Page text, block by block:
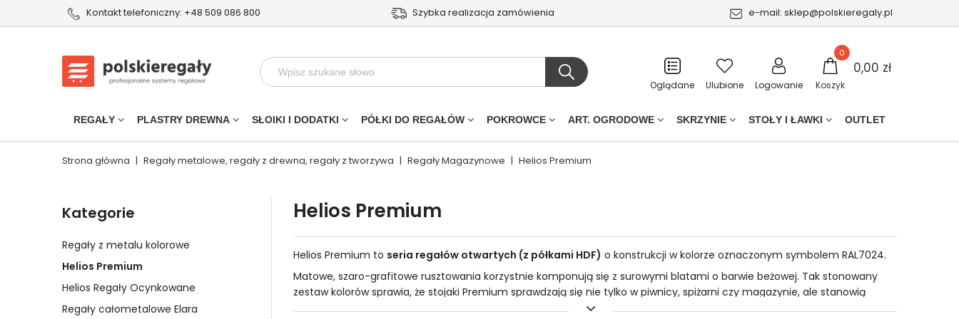
Kontakt telefoniczny: +48 509 086 800 Szybka realizacja zamówienia e-mail: sklep@polskieregaly.pl
Oglądane Ulubione Logowanie Koszyk
0
0,00 zł
REGAŁY PLASTRY DREWNA SŁOIKI I DODATKI PÓŁKI DO REGAŁÓW POKROWCE ART. OGRODOWE SKRZYNIE STOŁY I ŁAWKI OUTLET
Strona główna | Regały metalowe, regały z drewna, regały z tworzywa | Regały Magazynowe | Helios Premium
Kategorie
Regały z metalu kolorowe
Helios Premium
Helios Regały Ocynkowane
Regały całometalowe Elara
Helios Premium
Helios Premium to seria regałów otwartych (z półkami HDF) o konstrukcji w kolorze oznaczonym symbolem RAL7024.
Matowe, szaro-grafitowe rusztowania korzystnie komponują się z surowymi blatami o barwie beżowej. Tak stonowany
zestaw kolorów sprawia, że stojaki Premium sprawdzają się nie tylko w piwnicy, spiżarni czy magazynie, ale stanowią
doskonałe tło do ekspozycji różnego rodzaju towarów sklepowych.